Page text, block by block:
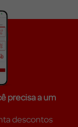
precisa a um
descontos